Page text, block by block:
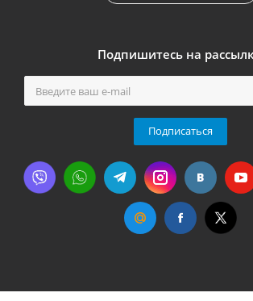
Подпишитесь на
Подписаться